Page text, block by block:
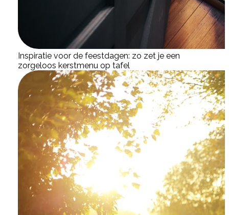
Inspiratie voor de feestdagen: zo zet je een
zorgeloos kerstmenu op tafel